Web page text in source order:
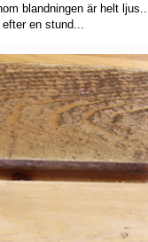
blandningen är helt ljus...
en stund...